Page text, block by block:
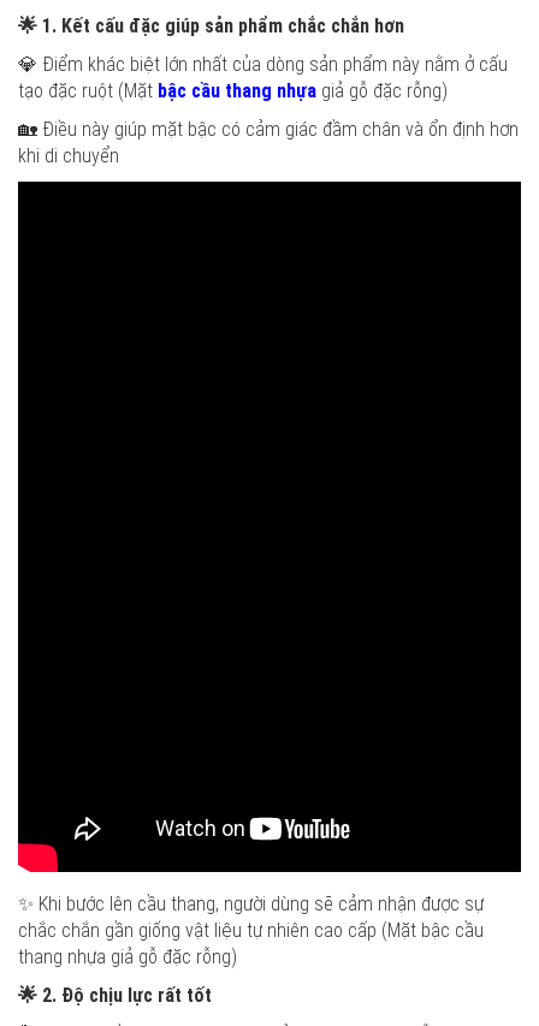
🌟 1. Kết cấu đặc giúp sản phẩm chắc chắn hơn
💎 Điểm khác biệt lớn nhất của dòng sản phẩm này nằm ở cấu
tạo đặc ruột (Mặt bậc cầu thang nhựa giả gỗ đặc rỗng)
🏡 Điều này giúp mặt bậc có cảm giác đầm chân và ổn định hơn
khi di chuyển
✨ Khi bước lên cầu thang, người dùng sẽ cảm nhận được sự
chắc chắn gần giống vật liệu tự nhiên cao cấp (Mặt bậc cầu
thang nhựa giả gỗ đặc rỗng)
🌟 2. Độ chịu lực rất tốt